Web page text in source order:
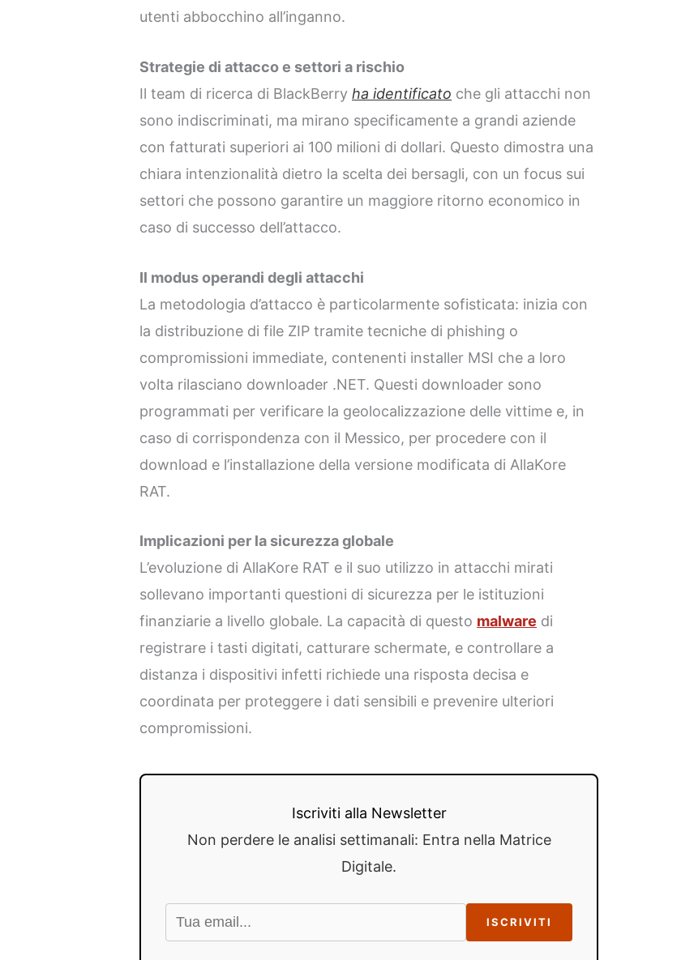
utenti abbocchino all’inganno.
Strategie di attacco e settori a rischio
Il team di ricerca di BlackBerryha identificato che gli attacchi non
sono indiscriminati, ma mirano specificamente a grandi aziende
con fatturati superiori ai 100 milioni di dollari. Questo dimostra una
chiara intenzionalità dietro la scelta dei bersagli, con un focus sui
settori che possono garantire un maggiore ritorno economico in
caso di successo dell’attacco.
Il modus operandi degli attacchi
La metodologia d’attacco è particolarmente sofisticata: inizia con
la distribuzione di file ZIP tramite tecniche di phishing o
compromissioni immediate, contenenti installer MSI che a loro
volta rilasciano downloader .NET. Questi downloader sono
programmati per verificare la geolocalizzazione delle vittime e, in
caso di corrispondenza con il Messico, per procedere con il
download e l’installazione della versione modificata di AllaKore
RAT.
Implicazioni per la sicurezza globale
L’evoluzione di AllaKore RAT e il suo utilizzo in attacchi mirati
sollevano importanti questioni di sicurezza per le istituzioni
finanziarie a livello globale. La capacità di questo malware di
registrare i tasti digitati, catturare schermate, e controllare a
distanza i dispositivi infetti richiede una risposta decisa e
coordinata per proteggere i dati sensibili e prevenire ulteriori
compromissioni.
Iscriviti alla Newsletter
Non perdere le analisi settimanali: Entra nella Matrice
Digitale.
ISCRIVITI